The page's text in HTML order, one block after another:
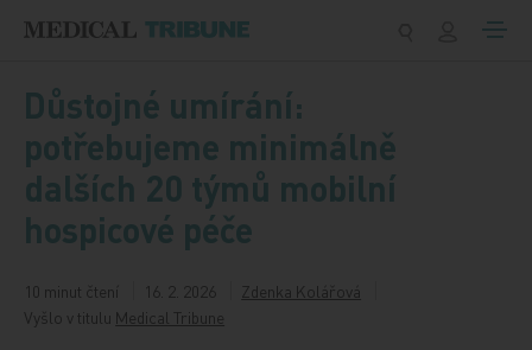
Důstojné umírání:
potřebujeme minimálně
dalších 20 týmů mobilní
hospicové péče
10 minut čtení 16. 2. 2026
Zdenka Kolářová
Vyšlo v titulu Medical Tribune